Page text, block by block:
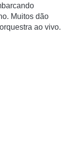
Muitos dão
ao vivo.